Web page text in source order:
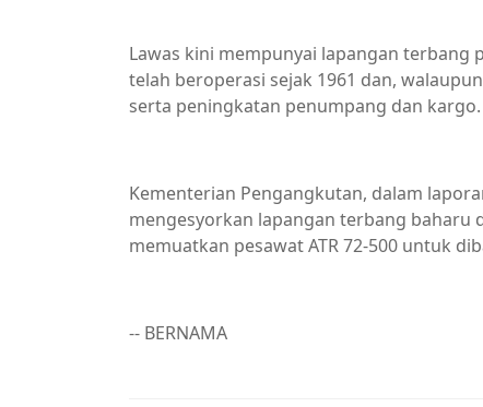
Lawas kini mempunyai lapangan terbang
telah beroperasi sejak 1961 dan,
serta peningkatan penumpang dan kargo.
Kementerian Pengangkutan, dalam
mengesyorkan lapangan terbang baharu
memuatkan pesawat ATR 72-500 untuk
-- BERNAMA